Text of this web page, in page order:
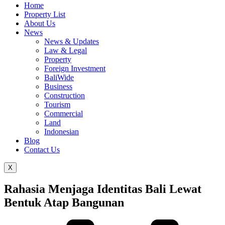
Home
Property List
About Us
News
News & Updates
Law & Legal
Property
Foreign Investment
BaliWide
Business
Construction
Tourism
Commercial
Land
Indonesian
Blog
Contact Us
X
Rahasia Menjaga Identitas Bali Lewat
Bentuk Atap Bangunan